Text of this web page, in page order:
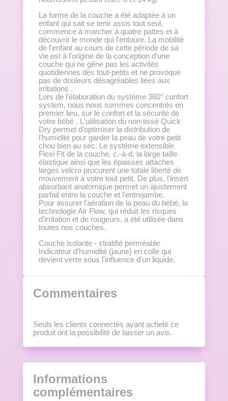
La forme de la couche a été adaptée à un
enfant qui sait se tenir assis tout seul,
commence à marcher à quatre pattes et à
découvrir le monde qui l'entoure. La mobilité
de l'enfant au cours de cette période de sa
vie est à l'origine de la conception d’une
couche qui ne gêne pas les activités
quotidiennes des tout-petits et ne provoque
pas de douleurs désagréables liées aux
irritations .
Lors de l'élaboration du système 360° confort
system, nous nous sommes concentrés en
premier lieu, sur le confort et la sécurité de
votre bébé . L'utilisation du non-tissé Quick
Dry permet d'optimiser la distribution de
l'humidité pour garder la peau de votre petit
chou bien au sec. Le système extensible
Flexi Fit de la couche, c.-à-d. la large taille
élastique ainsi que les épaisses attaches
larges velcro procurent une totale liberté de
mouvement à votre tout petit. De plus, l'insert
absorbant anatomique permet un ajustement
parfait entre la couche et l'entrejambe.
Pour assurer l'aération de la peau du bébé, la
technologie Air Flow, qui réduit les risques
d'irritation et de rougeurs, a été utilisée dans
toutes nos couches.
Couche isolante - stratifié perméable
Indicateur d'humidité (jaune) en colle qui
devient verte sous l'influence d'un liquide.
Commentaires
Seuls les clients connectés ayant acheté ce
produit ont la possibilité de laisser un avis.
Informations
complémentaires